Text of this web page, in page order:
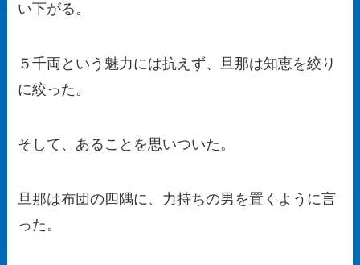
い下がる。
５千両という魅力には抗えず、旦那は知恵を絞り
に絞った。
そして、あることを思いついた。
旦那は布団の四隅に、力持ちの男を置くように言
った。